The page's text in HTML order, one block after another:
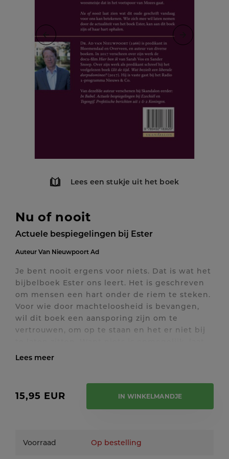
Lees een stukje uit het boek
Nu of nooit
Actuele bespiegelingen bij Ester
Auteur Van Nieuwpoort Ad
Je bent nooit ergens voor niets. Dat is wat het
bijbelboek Ester ons leert. Het is geschreven
om mensen een hart onder de riem te steken.
Voor wie door machteloosheid is bevangen,
wil dit boek een aansporing zijn om te
vertrouwen, om op te staan en het er niet bij
dit eeuwenoude bijbelboek zien. Ga het aan
beschouwingen over God, de zin van het leven
of het 'hiernamaals'. Sterker nog: wie in dit
jood die leeft onder een totalitair regime en
15,95 EUR IN WINKELMANDJE
Voorraad Op bestelling